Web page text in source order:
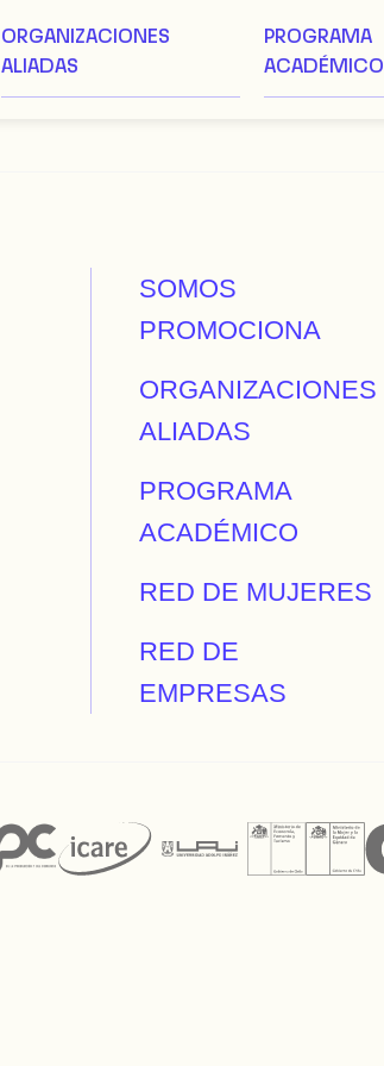
ORGANIZACIONES
ALIADAS
PROGRAMA
ACADÉMICO
SOMOS
PROMOCIONA
ORGANIZACIONES
ALIADAS
PROGRAMA
ACADÉMICO
RED DE MUJERES
RED DE
EMPRESAS